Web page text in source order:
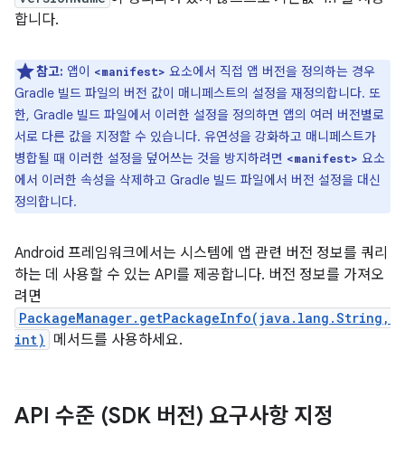
합니다.
참고: 앱이 <manifest> 요소에서 직접 앱 버전을 정의하는 경우
Gradle 빌드 파일의 버전 값이 매니페스트의 설정을 재정의합니다. 또
한, Gradle 빌드 파일에서 이러한 설정을 정의하면 앱의 여러 버전별로
서로 다른 값을 지정할 수 있습니다. 유연성을 강화하고 매니페스트가
병합될 때 이러한 설정을 덮어쓰는 것을 방지하려면 <manifest> 요소
에서 이러한 속성을 삭제하고 Gradle 빌드 파일에서 버전 설정을 대신
정의합니다.
Android 프레임워크에서는 시스템에 앱 관련 버전 정보를 쿼리
하는 데 사용할 수 있는 API를 제공합니다. 버전 정보를 가져오
려면
PackageManager.getPackageInfo(java.lang.String,
int)
메서드를 사용하세요.
API 수준 (SDK 버전) 요구사항 지정